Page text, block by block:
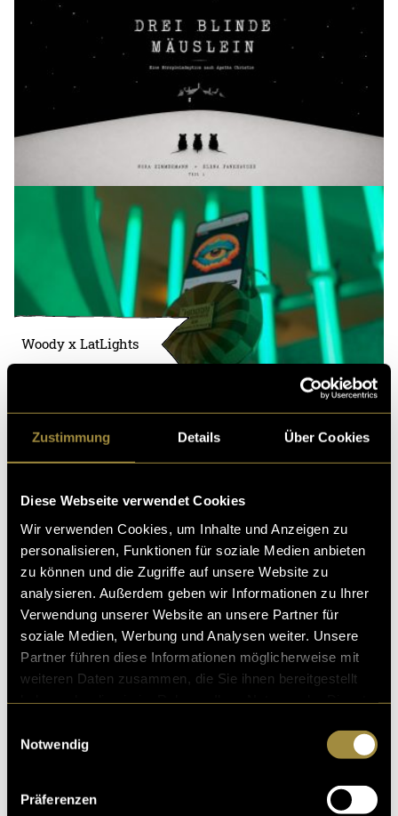
Zustimmung Details Über Cookies
Diese Webseite verwendet Cookies
Wir verwenden Cookies, um Inhalte und Anzeigen zu
personalisieren, Funktionen für soziale Medien anbieten
zu können und die Zugriffe auf unsere Website zu
analysieren. Außerdem geben wir Informationen zu Ihrer
Verwendung unserer Website an unsere Partner für
soziale Medien, Werbung und Analysen weiter. Unsere
Partner führen diese Informationen möglicherweise mit
weiteren Daten zusammen, die Sie ihnen bereitgestellt
Notwendig
Präferenzen
Woody x LatLights